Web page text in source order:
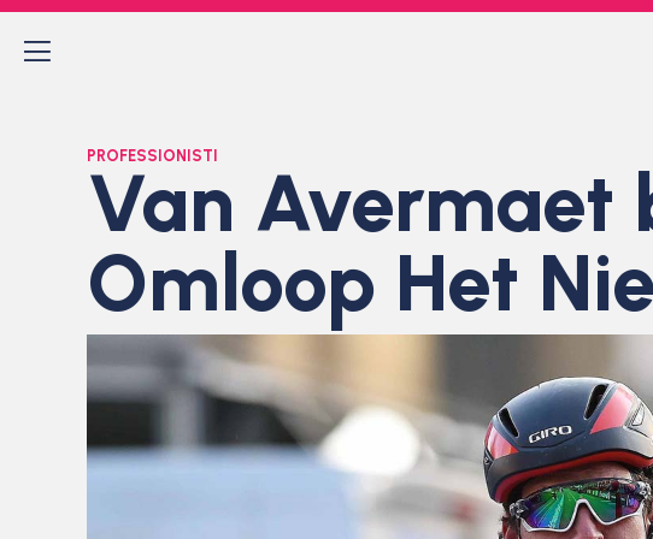
PROFESSIONISTI
Van Avermaet
Omloop Het